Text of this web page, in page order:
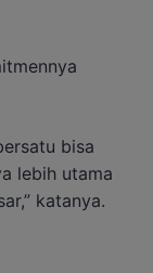
bisa
lebih utama
katanya.